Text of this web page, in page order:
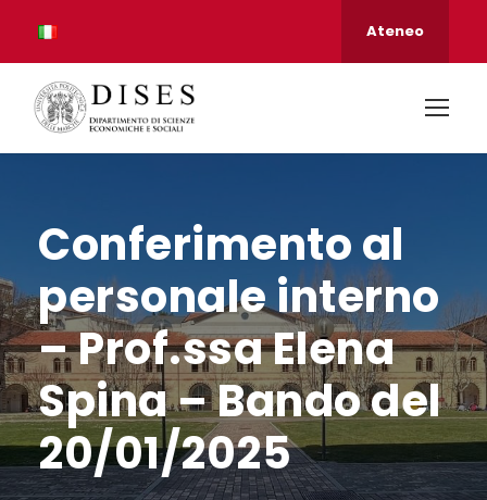
Ateneo
Conferimento al
personale interno
– Prof.ssa Elena
Spina – Bando del
20/01/2025